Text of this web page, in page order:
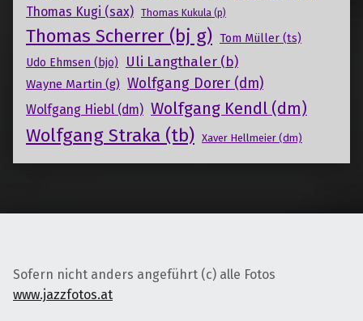
Thomas Kugi (sax) Thomas Kukula (p)
Thomas Scherrer (bj g) Tom Müller (ts)
Udo Ehmsen (bjo)
Uli Langthaler (b)
Wayne Martin (g) Wolfgang Dorer (dm)
Wolfgang Hiebl (dm) Wolfgang Kendl (dm)
Wolfgang Straka (tb) Xaver Hellmeier (dm)
Sofern nicht anders angeführt (c) alle Fotos
www.jazzfotos.at